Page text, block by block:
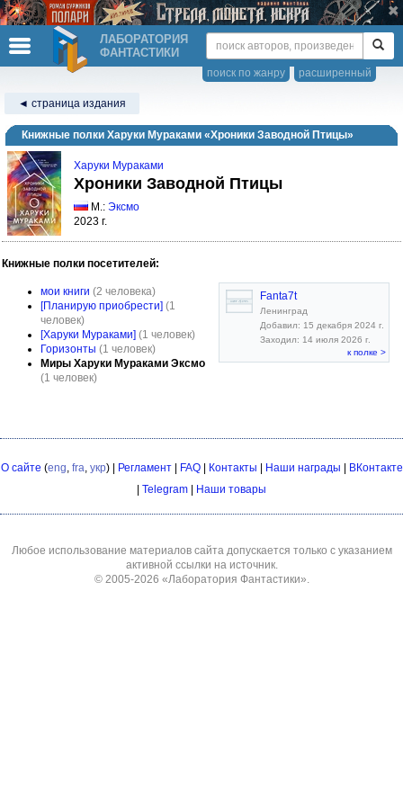
ЛАБОРАТОРИЯ
ФАНТАСТИКИ
расширенный
поиск по жанру
◄ страница издания
Книжные полки Харуки Мураками «Хроники Заводной Птицы»
Харуки Мураками
Хроники Заводной Птицы
М.: Эксмо
2023 г.
Книжные полки посетителей:
мои книги (2 человека)
[Планирую приобрести] (1
человек)
[Харуки Мураками] (1 человек)
Горизонты (1 человек)
Миры Харуки Мураками Эксмо
(1 человек)
Fanta7t
Ленинград
Добавил: 15 декабря 2024 г.
Заходил: 14 июля 2026 г.
к полке >
О сайте (eng, fra, укр) | Регламент| FAQ| Контакты Наши награды
ВКонтакте
Telegram Наши товары
Любое использование материалов сайта допускается только с указанием
активной ссылки на источник.
© 2005-2026 «Лаборатория Фантастики».